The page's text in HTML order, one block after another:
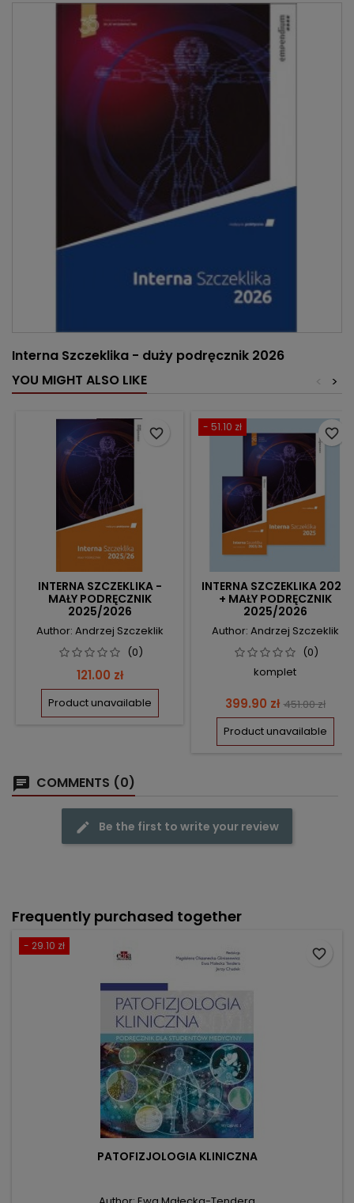
Interna Szczeklika - duży podręcznik 2026
YOU MIGHT ALSO LIKE
>
<
INTERNA SZCZEKLIKA -
MAŁY PODRĘCZNIK
2025/2026
Author: Andrzej Szczeklik
(0)
Price
121.00 zł
Product unavailable
favorite_border - 51.10 zł
INTERNA SZCZEKLIKA 2025
+ MAŁY PODRĘCZNIK
2025/2026
Author: Andrzej Szczeklik
(0)
komplet
Price
399.90 zł Regular
price
451.00 zł
Product unavailable
favorite_border
COMMENTS (0)
Be the first to write your review
Frequently purchased together
- 29.10 zł
PATOFIZJOLOGIA KLINICZNA
favorite_border